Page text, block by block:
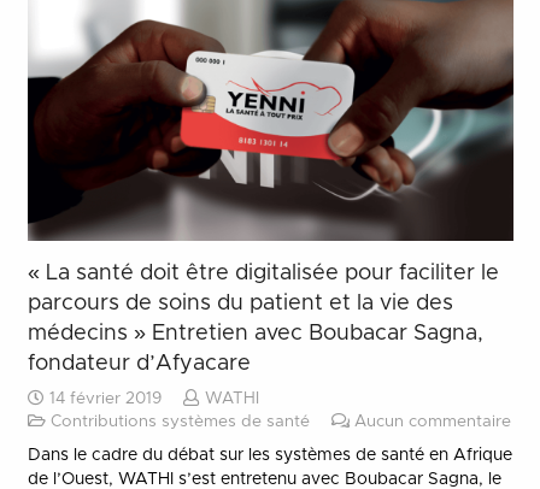
« La santé doit être digitalisée pour faciliter le
parcours de soins du patient et la vie des
médecins » Entretien avec Boubacar Sagna,
fondateur d’Afyacare
14 février 2019
WATHI
Contributions systèmes de santé
Aucun commentaire
Dans le cadre du débat sur les systèmes de santé en Afrique
de l’Ouest, WATHI s’est entretenu avec Boubacar Sagna, le